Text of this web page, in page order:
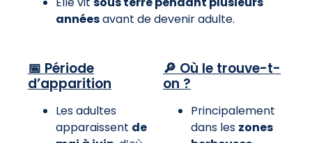
annéesavant de devenir adulte.
📅 Période
d’apparition
Les adultes
apparaissent de
🔎 Où le trouve-t-
on ?
Principalement
dans les zones